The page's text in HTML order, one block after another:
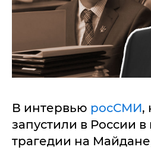
В интервью росСМИ,
запустили в России
трагедии на